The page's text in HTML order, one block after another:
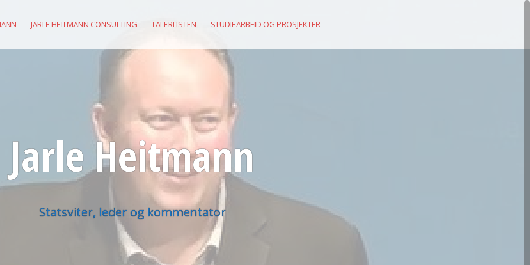
JARLE HEITMANN CONSULTING TALERLISTEN STUDIEARBEID OG PROSJEKTER
Jarle Heitmann
Statsviter, leder og kommentator